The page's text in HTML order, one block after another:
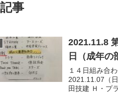
事
2021.11.8 第44回読売・トウヤ杯親善軟式野球大会 7日結果と14日、21
日（成年
１４日組み合
2021.11.07（
田技建 Ｈ・プ